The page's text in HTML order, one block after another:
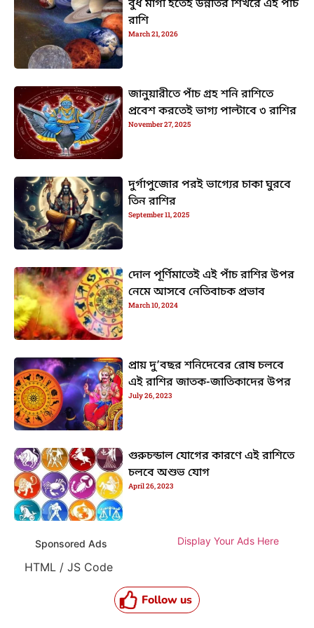
বুধ মার্গী হতেই উন্নতির শিখরে এই পাঁচ
রাশি
March 21, 2026
জানুয়ারীতে পাঁচ গ্রহ শনি রাশিতে
প্রবেশ করতেই ভাগ্য পাল্টাবে ৩ রাশির
November 27, 2025
দুর্গাপুজোর পরই ভাগ্যের চাকা ঘুরবে
তিন রাশির
September 11, 2025
দোল পূর্ণিমাতেই এই পাঁচ রাশির উপর
নেমে আসবে নেতিবাচক প্রভাব
March 10, 2024
প্রায় দু’বছর শনিদেবের রোষ চলবে
এই রাশির জাতক-জাতিকাদের উপর
July 26, 2023
গুরুচন্ডাল যোগের কারণে এই রাশিতে
চলবে অশুভ যোগ
April 26, 2023
Sponsored Ads Display Your Ads Here
HTML / JS Code
Follow us